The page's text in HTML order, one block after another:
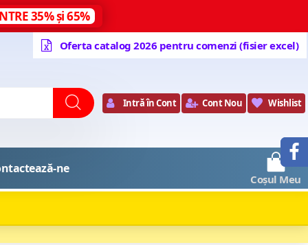
35% și 65%
Oferta catalog 2026 pentru comenzi (fisier excel)
Intră în Cont Cont Nou Wishlist
ne
Coșul Meu
0